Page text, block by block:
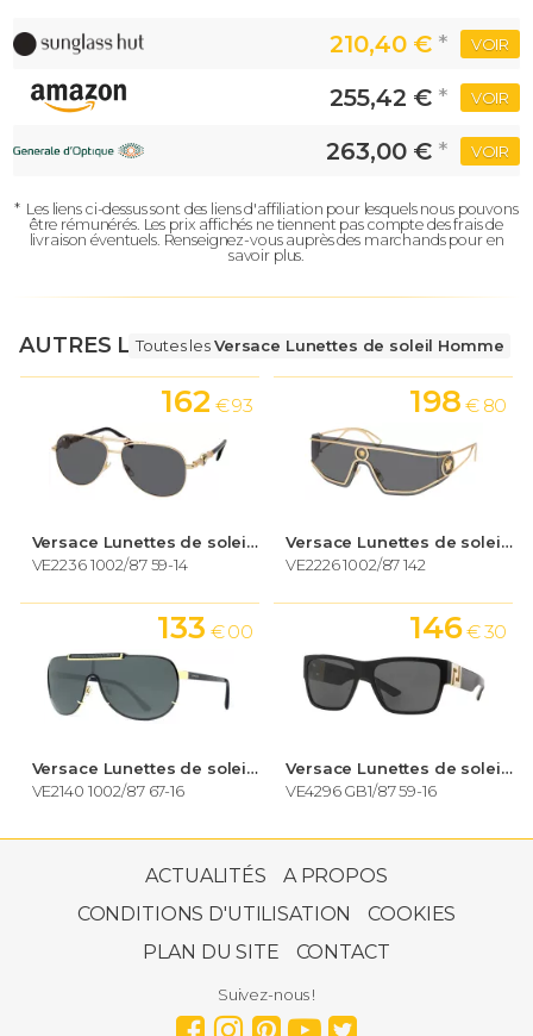
210,40 € * VOIR
255,42 € * VOIR
263,00 € * VOIR
* Les liens ci-dessus sont des liens d'affiliation pour lesquels nous pouvons
être rémunérés. Les prix affichés ne tiennent pas compte des frais de
livraison éventuels. Renseignez-vous auprès des marchands pour en
savoir plus.
AUTRES LUNETTES
Toutes lesVersace Lunettes de soleil Homme
Versace Lunettes de soleil Homme
VE2236 1002/87 59-14
162 € 93
Versace Lunettes de soleil Homme
VE2226 1002/87 142
198 € 80
Versace Lunettes de soleil Homme
VE2140 1002/87 67-16
133 € 00
Versace Lunettes de soleil Homme
VE4296 GB1/87 59-16
146 € 30
VE2232 143887 61-18
ACTUALITÉS
A PROPOS
CONDITIONS D'UTILISATION
COOKIES
PLAN DU SITE
CONTACT
Suivez-nous !